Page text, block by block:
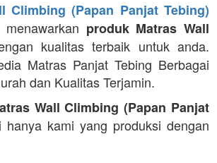
Climbing (Papan Panjat Tebing)
produk Matras Wall
kualitas terbaik untuk anda.
Matras Panjat Tebing Berbagai
dan Kualitas Terjamin.
Wall Climbing (Papan Panjat
kami yang produksi dengan